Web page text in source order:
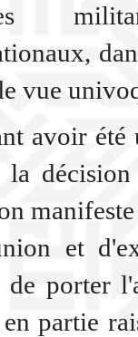
vue
avoir été
la
et
de porter
partie